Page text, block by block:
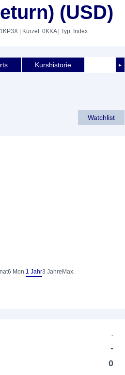
(USD)
| Kürzel: 0KKA| Typ: Index
►
Kurshistorie
Watchlist
6 Mon.1 Jahr3 Jahre Max.
-
-
0